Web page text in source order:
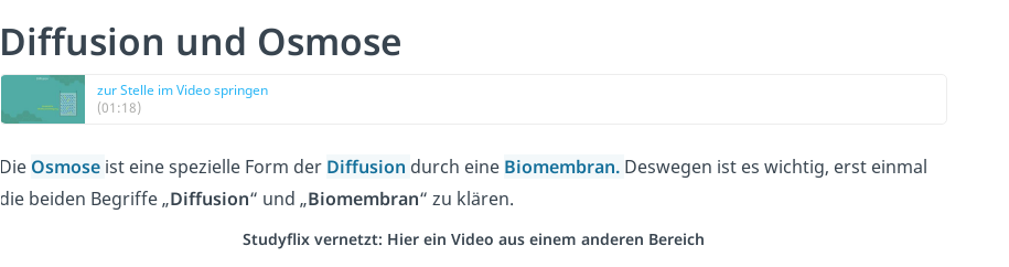
Diffusion und Osmose
zur Stelle im Video springen
(01:18)
Die Osmose ist eine spezielle Form der Diffusion durch eine Biomembran. Deswegen ist es wichtig, erst einmal
die beiden Begriffe „Diffusion“ und „Biomembran“ zu klären.
Studyflix vernetzt: Hier ein Video aus einem anderen Bereich